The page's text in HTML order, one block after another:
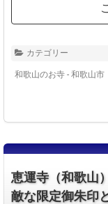
カテゴリー
和歌山のお寺 - 和歌山市
恵運寺（和歌山
敵な限定御朱印